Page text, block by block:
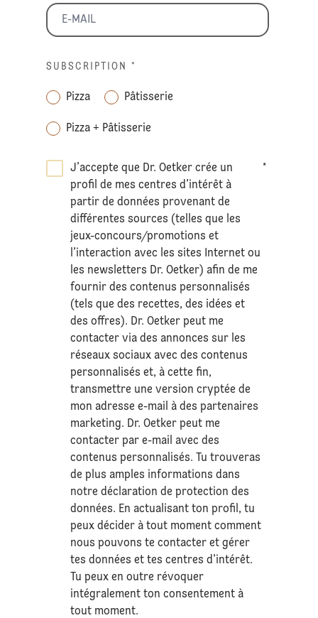
SUBSCRIPTION *
Pizza Pâtisserie
Pizza + Pâtisserie
J’accepte que Dr. Oetker crée un
profil de mes centres d’intérêt à
partir de données provenant de
différentes sources (telles que les
jeux-concours/promotions et
l’interaction avec les sites Internet ou
les newsletters Dr. Oetker) afin de me
fournir des contenus personnalisés
(tels que des recettes, des idées et
des offres). Dr. Oetker peut me
contacter via des annonces sur les
réseaux sociaux avec des contenus
personnalisés et, à cette fin,
transmettre une version cryptée de
mon adresse e-mail à des partenaires
marketing. Dr. Oetker peut me
contacter par e-mail avec des
contenus personnalisés. Tu trouveras
de plus amples informations dans
notre déclaration deprotection des
données. En actualisant ton profil, tu
peux décider à tout moment comment
nous pouvons te contacter et gérer
tes données et tes centres d’intérêt.
Tu peux en outre révoquer
intégralement ton consentement à
tout moment.
*